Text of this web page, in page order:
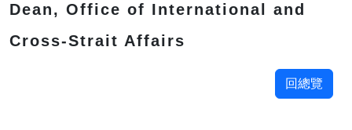
Dean, Office of International and
Cross-Strait Affairs
回總覽